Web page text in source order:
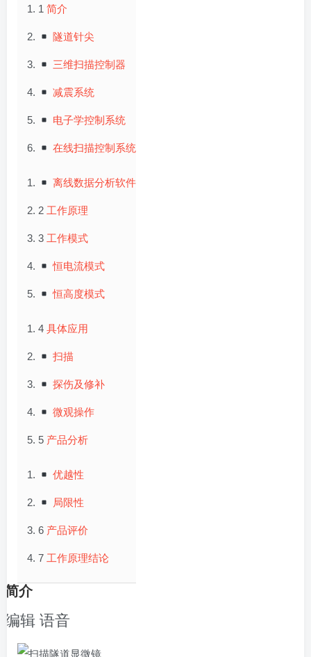
1 简介
隧道针尖
三维扫描控制器
减震系统
电子学控制系统
在线扫描控制系统
离线数据分析软件
2 工作原理
3 工作模式
恒电流模式
恒高度模式
4 具体应用
扫描
探伤及修补
微观操作
5 产品分析
优越性
局限性
6 产品评价
7 工作原理结论
简介
编辑 语音